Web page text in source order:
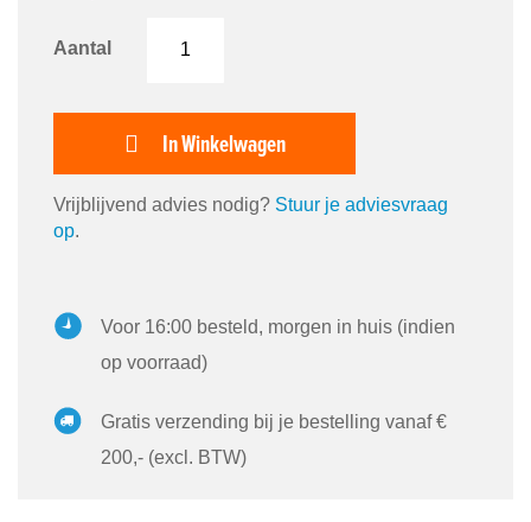
Aantal
In Winkelwagen
Vrijblijvend advies nodig? Stuur je adviesvraag
op.
Voor 16:00 besteld, morgen in huis (indien
op voorraad)
Gratis verzending bij je bestelling vanaf €
200,- (excl. BTW)